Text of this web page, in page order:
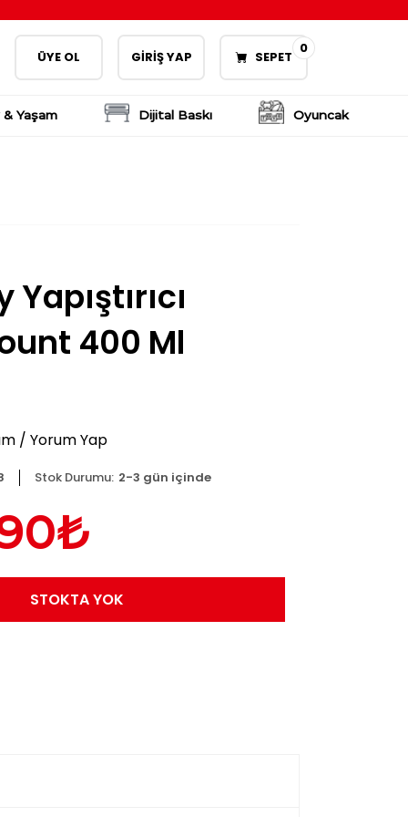
ÜYE OL GİRİŞ YAP SEPET
0
& Yaşam Dijital Baskı Oyuncak
400 Ml
/ Yorum Yap
Stok Durumu: 2-3 gün içinde
STOKTA YOK